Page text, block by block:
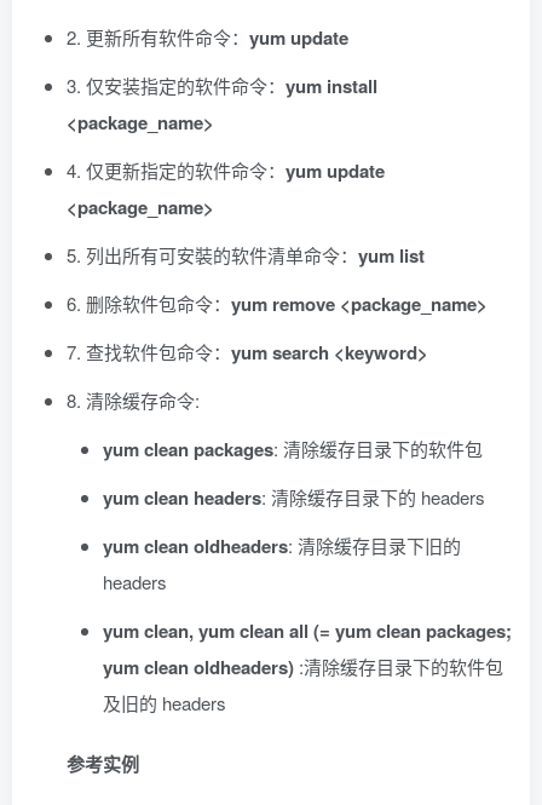
2. 更新所有软件命令： yum update
3. 仅安装指定的软件命令： yum install
<package_name>
4. 仅更新指定的软件命令： yum update
<package_name>
5. 列出所有可安裝的软件清单命令： yum list
6. 删除软件包命令： yum remove <package_name>
7. 查找软件包命令： yum search <keyword>
8. 清除缓存命令:
yum clean packages: 清除缓存目录下的软件包
yum clean headers: 清除缓存目录下的 headers
yum clean oldheaders: 清除缓存目录下旧的
headers
yum clean, yum clean all (= yum clean packages;
yum clean oldheaders) :清除缓存目录下的软件包
及旧的 headers
参考实例